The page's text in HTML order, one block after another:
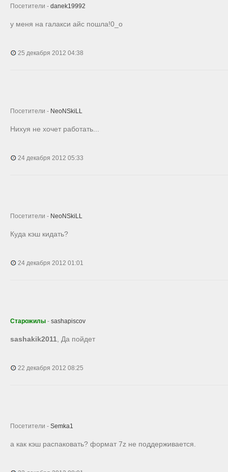
Посетители - danek19992
у меня на галакси айс пошла!0_о
25 декабря 2012 04:38
Посетители - NeoNSkiLL
Нихуя не хочет работать...
24 декабря 2012 05:33
Посетители - NeoNSkiLL
Куда кэш кидать?
24 декабря 2012 01:01
Старожилы - sashapiscov
sashakik2011 , Да пойдет
22 декабря 2012 08:25
Посетители - Semka1
а как кэш распаковать? формат 7z не поддерживается.